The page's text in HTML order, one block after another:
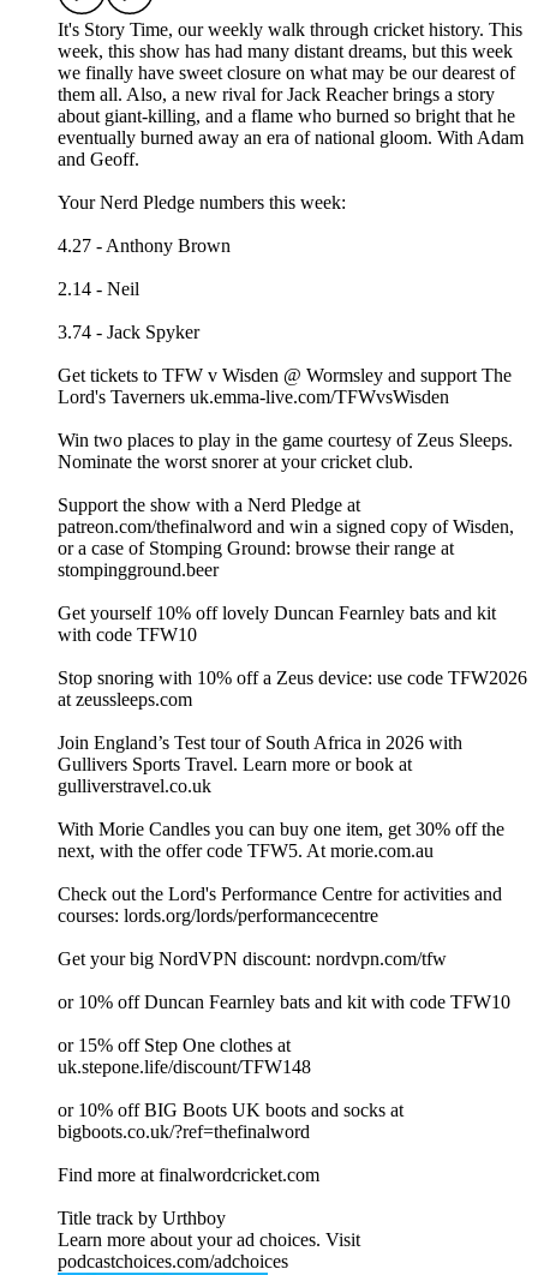
It's Story Time, our weekly walk through cricket history. This
week, this show has had many distant dreams, but this week
we finally have sweet closure on what may be our dearest of
them all. Also, a new rival for Jack Reacher brings a story
about giant-killing, and a flame who burned so bright that he
eventually burned away an era of national gloom. With Adam
and Geoff.
Your Nerd Pledge numbers this week:
4.27 - Anthony Brown
2.14 - Neil
3.74 - Jack Spyker
Get tickets to TFW v Wisden @ Wormsley and support The
Lord's Taverners ⁠⁠⁠uk.emma-live.com/TFWvsWisden⁠⁠⁠
Win two places to play in the game courtesy of Zeus Sleeps.
⁠⁠⁠Nominate the worst snorer at your cricket club. ⁠⁠
Support the show with a Nerd Pledge at
⁠⁠⁠⁠⁠⁠⁠⁠⁠⁠⁠⁠⁠⁠⁠⁠⁠⁠⁠⁠⁠⁠⁠⁠⁠⁠⁠⁠⁠⁠⁠⁠⁠⁠⁠⁠⁠⁠⁠⁠⁠⁠⁠⁠⁠⁠⁠⁠⁠⁠⁠⁠⁠⁠⁠⁠⁠⁠⁠⁠⁠⁠⁠⁠⁠⁠⁠⁠⁠⁠⁠⁠⁠⁠⁠⁠⁠⁠⁠⁠⁠⁠⁠⁠⁠⁠⁠⁠⁠⁠⁠⁠⁠⁠⁠⁠⁠⁠⁠⁠⁠⁠⁠⁠⁠⁠patreon.com/thefinalword⁠⁠⁠⁠⁠⁠⁠⁠⁠⁠⁠⁠⁠⁠⁠⁠⁠⁠⁠⁠⁠⁠⁠⁠⁠⁠⁠⁠⁠⁠⁠⁠⁠⁠⁠⁠⁠⁠⁠⁠⁠⁠⁠⁠⁠⁠⁠⁠⁠⁠⁠⁠⁠⁠⁠⁠⁠⁠⁠⁠⁠⁠⁠⁠⁠⁠⁠⁠⁠⁠⁠⁠⁠⁠⁠⁠⁠⁠⁠⁠⁠⁠⁠⁠⁠⁠⁠⁠⁠⁠⁠⁠⁠⁠⁠⁠⁠⁠ ⁠⁠⁠⁠⁠⁠⁠⁠and win a signed copy of Wisden,
or a case of Stomping Ground: browse their range at
⁠⁠⁠⁠⁠⁠⁠⁠⁠⁠⁠⁠⁠⁠⁠⁠⁠⁠⁠⁠⁠⁠⁠⁠⁠⁠stompingground.beer⁠⁠⁠⁠⁠⁠⁠⁠⁠⁠⁠⁠⁠⁠⁠⁠⁠⁠⁠⁠⁠⁠⁠⁠⁠⁠⁠⁠⁠⁠⁠⁠⁠⁠⁠⁠⁠⁠⁠⁠⁠⁠⁠⁠⁠⁠⁠⁠⁠⁠⁠⁠⁠⁠⁠⁠⁠⁠⁠⁠⁠⁠
Get yourself 10% off lovely ⁠⁠⁠⁠⁠⁠⁠⁠⁠⁠⁠⁠⁠⁠⁠⁠Duncan Fearnley ⁠⁠⁠⁠⁠⁠⁠⁠⁠⁠⁠⁠⁠⁠⁠⁠bats and kit
with code TFW10
Stop snoring with 10% off a Zeus device: use code TFW2026
at ⁠⁠⁠⁠⁠⁠⁠⁠⁠⁠⁠⁠⁠⁠⁠⁠⁠⁠⁠⁠⁠⁠⁠⁠⁠⁠⁠⁠⁠⁠⁠⁠⁠⁠⁠⁠⁠⁠⁠⁠⁠⁠⁠⁠⁠⁠⁠⁠⁠⁠⁠⁠⁠⁠⁠⁠⁠⁠⁠⁠⁠⁠⁠⁠zeussleeps.com⁠⁠⁠⁠⁠⁠⁠⁠⁠⁠⁠⁠⁠⁠⁠⁠⁠⁠⁠⁠⁠⁠⁠⁠⁠⁠⁠⁠⁠⁠⁠⁠⁠⁠⁠⁠⁠⁠⁠⁠⁠⁠⁠⁠⁠⁠⁠⁠⁠⁠⁠⁠⁠⁠⁠⁠⁠⁠⁠⁠⁠⁠⁠⁠
Join England’s Test tour of South Africa in 2026 with
Gullivers Sports Travel. Learn more or book at
⁠⁠⁠⁠⁠⁠⁠⁠⁠⁠⁠gulliverstravel.co.uk⁠⁠⁠⁠⁠⁠⁠⁠⁠⁠
With Morie Candles you can buy one item, get 30% off the
next, with the offer code TFW5. At ⁠⁠⁠⁠⁠⁠⁠⁠⁠morie.com.au⁠⁠⁠⁠⁠⁠⁠⁠⁠
Check out the Lord's Performance Centre for activities and
courses: ⁠⁠⁠⁠⁠⁠⁠⁠⁠⁠⁠⁠⁠lords.org/lords/performancecentre⁠⁠⁠⁠⁠⁠⁠⁠⁠⁠⁠⁠⁠
⁠⁠⁠⁠⁠⁠⁠⁠⁠⁠⁠⁠⁠⁠⁠⁠⁠⁠⁠⁠⁠⁠⁠⁠⁠⁠⁠⁠⁠⁠⁠⁠⁠⁠⁠⁠⁠⁠⁠⁠⁠⁠⁠⁠⁠⁠⁠⁠⁠⁠⁠⁠⁠⁠⁠⁠⁠⁠⁠⁠⁠⁠⁠⁠⁠⁠⁠⁠⁠⁠⁠⁠⁠⁠⁠⁠⁠⁠⁠⁠⁠⁠⁠⁠⁠⁠⁠⁠⁠⁠⁠⁠⁠⁠⁠⁠⁠⁠⁠⁠⁠⁠⁠⁠⁠⁠⁠⁠⁠⁠⁠⁠⁠⁠⁠⁠⁠⁠⁠⁠⁠⁠⁠⁠⁠⁠⁠⁠⁠⁠⁠⁠⁠⁠⁠⁠⁠⁠⁠⁠⁠⁠⁠⁠⁠⁠⁠⁠⁠⁠⁠⁠⁠⁠⁠⁠⁠⁠⁠⁠⁠⁠⁠⁠⁠⁠⁠⁠⁠⁠⁠⁠⁠⁠⁠⁠⁠⁠⁠⁠⁠⁠⁠⁠⁠⁠⁠⁠⁠⁠⁠⁠⁠⁠⁠⁠⁠⁠⁠⁠Get your big NordVPN discount: ⁠⁠⁠⁠⁠⁠⁠⁠⁠⁠⁠⁠⁠⁠⁠⁠⁠⁠⁠⁠⁠⁠⁠⁠⁠⁠⁠⁠⁠⁠⁠⁠⁠⁠⁠⁠⁠⁠⁠⁠⁠⁠⁠⁠⁠⁠⁠⁠⁠⁠⁠⁠⁠⁠⁠⁠⁠⁠⁠⁠⁠⁠⁠⁠⁠⁠⁠⁠⁠⁠⁠⁠⁠⁠⁠⁠⁠⁠⁠⁠⁠⁠⁠⁠⁠⁠⁠⁠⁠⁠⁠⁠⁠⁠⁠⁠⁠⁠⁠⁠⁠⁠⁠⁠⁠⁠⁠nordvpn.com/tfw⁠⁠⁠⁠⁠⁠⁠⁠⁠⁠⁠⁠⁠⁠⁠⁠⁠⁠⁠⁠⁠⁠⁠⁠⁠⁠⁠⁠⁠⁠⁠⁠⁠⁠⁠⁠⁠⁠⁠⁠⁠⁠⁠⁠⁠⁠⁠⁠⁠⁠⁠⁠⁠⁠⁠⁠⁠⁠⁠⁠⁠⁠⁠⁠⁠⁠⁠⁠⁠⁠⁠⁠⁠⁠⁠⁠⁠⁠⁠⁠⁠⁠⁠⁠⁠⁠⁠⁠⁠⁠⁠⁠⁠⁠⁠⁠⁠⁠⁠⁠⁠⁠⁠⁠⁠⁠⁠
or 10% off ⁠⁠⁠⁠⁠⁠⁠⁠⁠⁠⁠⁠⁠⁠⁠Duncan Fearnley ⁠⁠⁠⁠⁠⁠⁠⁠⁠⁠⁠⁠⁠⁠⁠bats and kit with code TFW10
or 15% off Step One clothes at
⁠⁠⁠⁠⁠⁠⁠⁠⁠⁠⁠⁠⁠⁠⁠⁠⁠⁠⁠⁠⁠⁠⁠⁠⁠⁠⁠⁠⁠⁠⁠⁠uk.stepone.life/discount/TFW148⁠⁠⁠⁠⁠⁠⁠⁠⁠⁠⁠⁠⁠⁠⁠⁠⁠⁠⁠⁠⁠⁠⁠⁠⁠⁠⁠⁠⁠⁠⁠⁠⁠⁠⁠⁠⁠⁠⁠⁠⁠⁠⁠⁠⁠⁠⁠⁠⁠⁠⁠⁠⁠⁠
or 10% off BIG Boots UK boots and socks at
⁠⁠⁠⁠⁠⁠⁠⁠⁠⁠⁠⁠⁠⁠⁠⁠⁠⁠⁠⁠⁠⁠⁠⁠⁠⁠⁠⁠⁠⁠⁠⁠⁠⁠⁠⁠⁠⁠⁠⁠⁠⁠⁠⁠⁠⁠⁠⁠⁠⁠⁠⁠⁠⁠⁠⁠⁠⁠⁠⁠⁠⁠bigboots.co.uk/?ref=thefinalword⁠⁠⁠⁠⁠⁠⁠⁠⁠⁠⁠⁠⁠⁠⁠⁠⁠⁠⁠⁠⁠⁠⁠⁠⁠⁠⁠⁠⁠⁠⁠⁠⁠⁠⁠⁠⁠⁠⁠⁠⁠⁠⁠⁠⁠⁠⁠⁠⁠⁠⁠⁠⁠⁠⁠⁠⁠⁠⁠⁠⁠⁠
Find more at ⁠⁠⁠⁠⁠⁠⁠⁠⁠⁠⁠⁠⁠⁠⁠⁠⁠⁠⁠⁠⁠⁠⁠⁠⁠⁠⁠⁠⁠⁠⁠⁠⁠⁠⁠⁠⁠⁠⁠⁠⁠⁠⁠⁠⁠⁠⁠⁠⁠⁠⁠⁠⁠⁠⁠⁠⁠⁠⁠⁠⁠⁠⁠⁠⁠⁠⁠⁠⁠⁠⁠⁠⁠⁠⁠⁠⁠⁠⁠⁠⁠⁠⁠⁠⁠⁠⁠⁠⁠⁠⁠⁠⁠⁠⁠⁠⁠⁠⁠⁠⁠⁠⁠⁠⁠⁠finalwordcricket.com⁠⁠⁠⁠⁠⁠⁠⁠⁠⁠⁠⁠⁠⁠⁠⁠⁠⁠⁠⁠⁠⁠⁠⁠⁠⁠⁠⁠⁠⁠⁠⁠⁠⁠⁠⁠⁠⁠⁠⁠⁠⁠⁠⁠⁠⁠⁠⁠⁠⁠⁠⁠⁠⁠⁠⁠⁠⁠⁠⁠⁠⁠⁠⁠⁠⁠⁠⁠⁠⁠⁠⁠⁠⁠⁠⁠⁠⁠⁠⁠⁠⁠⁠⁠⁠⁠⁠⁠⁠⁠⁠⁠⁠⁠⁠⁠⁠⁠⁠⁠⁠⁠⁠⁠⁠⁠
Title track by ⁠⁠⁠⁠⁠⁠⁠⁠⁠⁠⁠⁠⁠⁠⁠⁠⁠⁠⁠⁠⁠⁠⁠⁠⁠⁠⁠⁠⁠⁠⁠⁠⁠⁠⁠⁠⁠⁠⁠⁠⁠⁠⁠⁠⁠⁠⁠⁠⁠⁠⁠⁠⁠⁠⁠⁠⁠⁠⁠⁠⁠⁠⁠⁠⁠⁠⁠⁠⁠⁠⁠⁠⁠⁠⁠⁠⁠⁠⁠⁠⁠⁠⁠⁠⁠⁠⁠⁠⁠⁠⁠⁠⁠⁠⁠⁠⁠⁠⁠⁠⁠⁠⁠⁠⁠⁠Urthboy⁠⁠⁠⁠⁠⁠⁠⁠⁠⁠⁠⁠⁠⁠⁠⁠⁠⁠
Learn more about your ad choices. Visit
podcastchoices.com/adchoices